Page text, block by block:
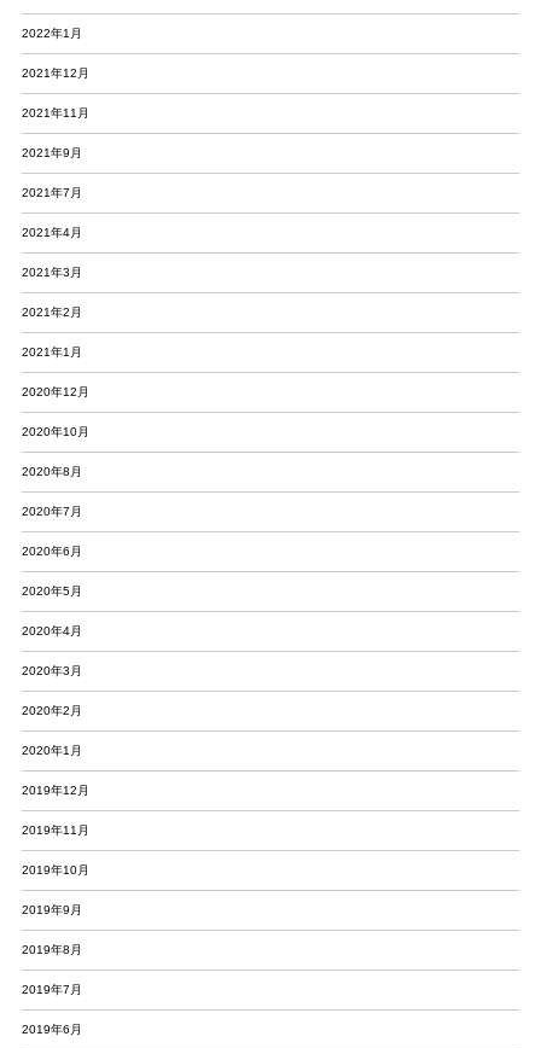
2022年1月
2021年12月
2021年11月
2021年9月
2021年7月
2021年4月
2021年3月
2021年2月
2021年1月
2020年12月
2020年10月
2020年8月
2020年7月
2020年6月
2020年5月
2020年4月
2020年3月
2020年2月
2020年1月
2019年12月
2019年11月
2019年10月
2019年9月
2019年8月
2019年7月
2019年6月